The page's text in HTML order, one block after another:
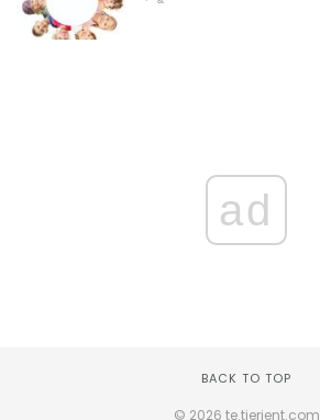
ad
BACK TO TOP
© 2026 te.tierient.com